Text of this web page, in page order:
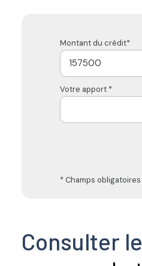
Montant du crédit*
Votre apport *
* Champs obligatoires
Consulter